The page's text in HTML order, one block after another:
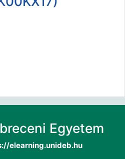
Egyetem
elearning.unideb.hu